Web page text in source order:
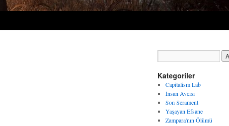
Kategoriler
Capitalism Lab
İnsan Avcısı
Son Serament
Yaşayan Efsane
Zampara'nın Ölümü